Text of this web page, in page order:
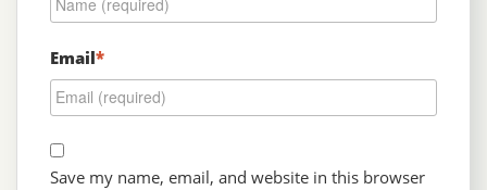
Email*
Save my name, email, and website in this browser